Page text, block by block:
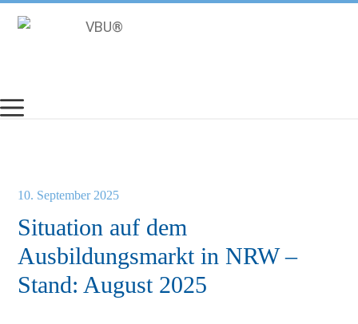
Inhalt
Situation auf dem
Ausbildungsmarkt in NRW –
Stand: August 2025
10. September 2025